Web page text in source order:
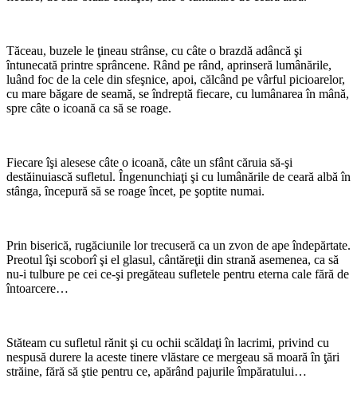
Tăceau, buzele le ţineau strânse, cu câte o brazdă adâncă şi
întunecată printre sprâncene. Rând pe rând, aprinseră lumânările,
luând foc de la cele din sfeşnice, apoi, călcând pe vârful picioarelor,
cu mare băgare de seamă, se îndreptă fiecare, cu lumânarea în mână,
spre câte o icoană ca să se roage.
Fiecare îşi alesese câte o icoană, câte un sfânt căruia să-şi
destăinuiască sufletul. Îngenunchiaţi şi cu lumânările de ceară albă în
stânga, începură să se roage încet, pe şoptite numai.
Prin biserică, rugăciunile lor trecuseră ca un zvon de ape îndepărtate.
Preotul îşi scoborî şi el glasul, cântăreţii din strană asemenea, ca să
nu-i tulbure pe cei ce-şi pregăteau sufletele pentru eterna cale fără de
întoarcere…
Stăteam cu sufletul rănit şi cu ochii scăldaţi în lacrimi, privind cu
nespusă durere la aceste tinere vlăstare ce mergeau să moară în ţări
străine, fără să ştie pentru ce, apărând pajurile împăratului…